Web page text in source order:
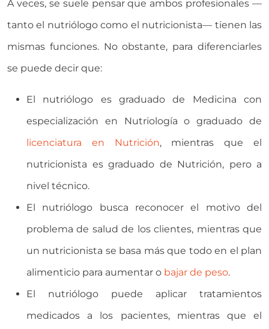
A veces, se suele pensar que ambos profesionales —
tanto el nutriólogo como el nutricionista— tienen las
mismas funciones. No obstante, para diferenciarles
se puede decir que:
El nutriólogo es graduado de Medicina con
especialización en Nutriología o graduado de
licenciatura en Nutrición, mientras que el
nutricionista es graduado de Nutrición, pero a
nivel técnico.
El nutriólogo busca reconocer el motivo del
problema de salud de los clientes, mientras que
un nutricionista se basa más que todo en el plan
alimenticio para aumentar o bajar de peso.
El nutriólogo puede aplicar tratamientos
medicados a los pacientes, mientras que el